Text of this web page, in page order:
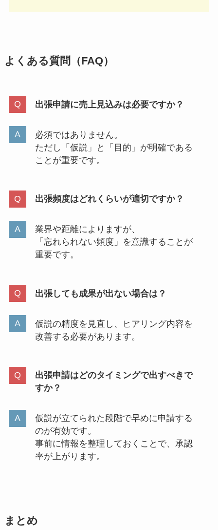
よくある質問（FAQ）
出張申請に売上見込みは必要ですか？
必須ではありません。
ただし「仮説」と「目的」が明確である
ことが重要です。
出張頻度はどれくらいが適切ですか？
業界や距離によりますが、
「忘れられない頻度」を意識することが
重要です。
出張しても成果が出ない場合は？
仮説の精度を見直し、ヒアリング内容を
改善する必要があります。
出張申請はどのタイミングで出すべきで
すか？
仮説が立てられた段階で早めに申請する
のが有効です。
事前に情報を整理しておくことで、承認
率が上がります。
まとめ